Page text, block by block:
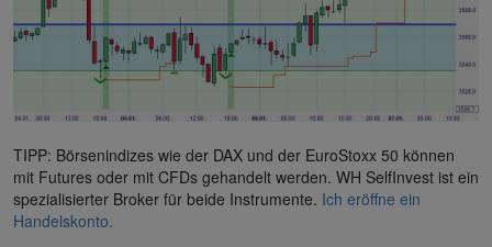
TIPP: Börsenindizes wie der DAX und der EuroStoxx 50 können
mit Futures oder mit CFDs gehandelt werden. WH SelfInvest ist ein
spezialisierter Broker für beide Instrumente. Ich eröffne ein
Handelskonto.